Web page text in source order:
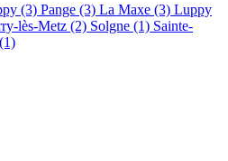
(3) Pange (3) La Maxe (3) Luppy
lès-Metz (2) Solgne (1) Sainte-